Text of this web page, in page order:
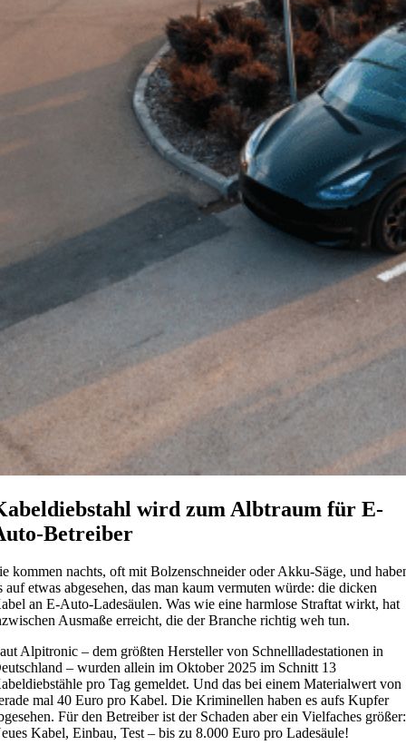
wird zum Albtraum für E-
Betreiber
kommen nachts, oft mit Bolzenschneider oder Akku-Säge, und
auf etwas abgesehen, das man kaum vermuten würde: die dicken
an E-Auto-Ladesäulen. Was wie eine harmlose Straftat wirkt, hat
Ausmaße erreicht, die der Branche richtig weh tun.
Alpitronic – dem größten Hersteller von Schnellladestationen in
– wurden allein im Oktober 2025 im Schnitt 13
pro Tag gemeldet. Und das bei einem Materialwert von
mal 40 Euro pro Kabel. Die Kriminellen haben es aufs Kupfer
Für den Betreiber ist der Schaden aber ein Vielfaches größer:
Kabel, Einbau, Test – bis zu 8.000 Euro pro Ladesäule!